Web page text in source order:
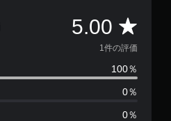
5.00 評
価
数
は
1件の評価
100％
0％
0％